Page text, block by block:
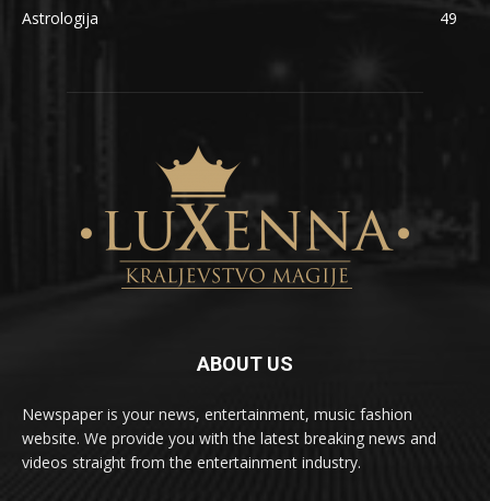
Astrologija
49
ABOUT US
Newspaper is your news, entertainment, music fashion
website. We provide you with the latest breaking news and
videos straight from the entertainment industry.